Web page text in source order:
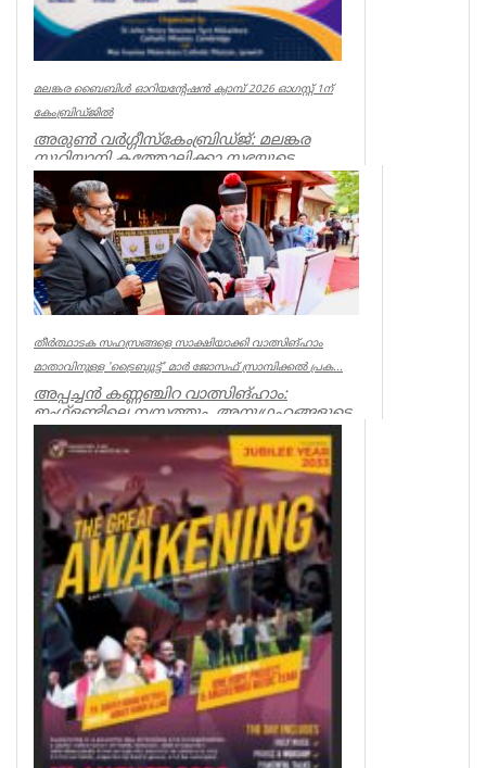
മലങ്കര ബൈബിൾ ഓറിയന്റേഷൻ ക്യാമ്പ് 2026 ഓഗസ്റ്റ് 1ന്
കേംബ്രിഡ്ജിൽ
അരുൺ വർഗ്ഗീസ്കേംബ്രിഡ്ജ്: മലങ്കര
സുറിയാനി കത്തോലിക്കാ സഭയുടെ
യുകെയിലെ കേംബ്രിഡ്ജ് സെന്റ് ജോൺ
ഹെൻറി ...
Spiritual
തീർത്ഥാടക സഹസ്രങ്ങളെ സാക്ഷിയാക്കി വാത്സിങ്ഹാം
മാതാവിനുള്ള 'ട്രൈബ്യുട്ട്' മാർ ജോസഫ് സ്രാമ്പിക്കൽ പ്രക...
അപ്പച്ചൻ കണ്ണഞ്ചിറ വാത്സിങ്ഹാം:
ഇംഗ്ളണ്ടിലെ നസ്രത്തും, അനുഗ്രഹങ്ങളുടെ
പറുദീസയുമായ വാത്സിങ്ഹാം തീ...
Spiritual